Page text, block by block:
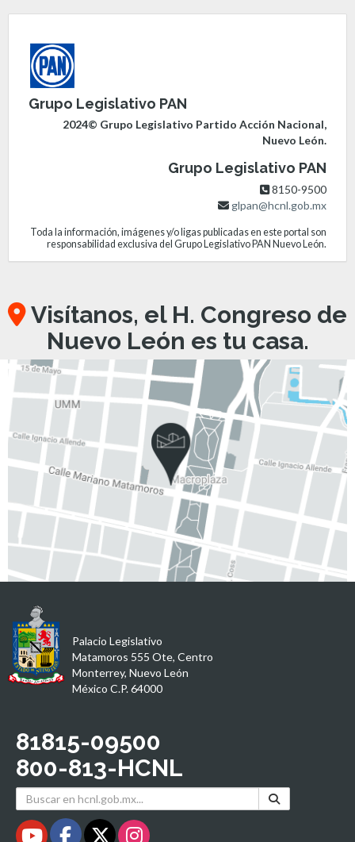
Grupo Legislativo PAN
2024© Grupo Legislativo Partido Acción Nacional,
Nuevo León.
Grupo Legislativo PAN
8150-9500
glpan@hcnl.gob.mx
Toda la información, imágenes y/o ligas publicadas en este portal son
responsabilidad exclusiva del Grupo Legislativo PAN Nuevo León.
Visítanos, el H. Congreso de
Nuevo León es tu casa.
Palacio Legislativo
Matamoros 555 Ote, Centro
Monterrey, Nuevo León
México C.P. 64000
81815-09500
800-813-HCNL